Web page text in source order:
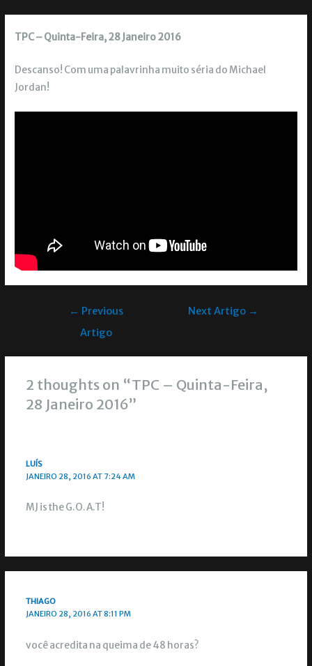
TPC – Quinta-Feira, 28 Janeiro 2016
Descanso! Com uma palavrinha muito séria do Michael
Jordan!
← Previous
Artigo
Next Artigo →
2 thoughts on “TPC – Quinta-Feira,
28 Janeiro 2016”
LUÍS
JANEIRO 28, 2016 AT 7:24 AM
MJ is the G.O.A.T!
THIAGO
JANEIRO 28, 2016 AT 8:11 PM
você acredita na queima de 48 horas?